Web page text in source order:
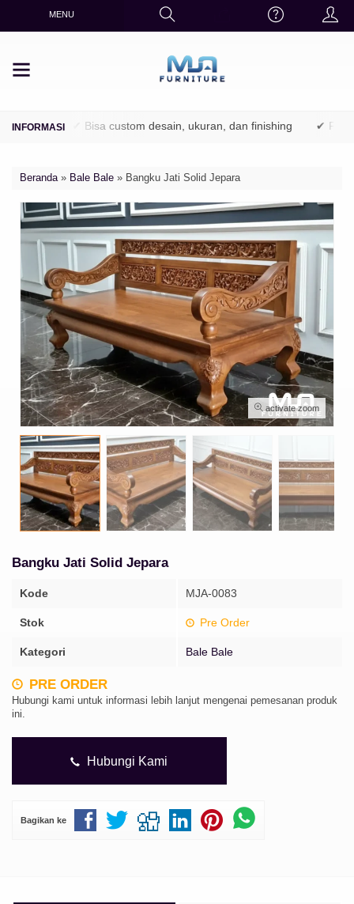
MENU
✔ Bisa custom desain, ukuran, dan finishing ✔
Beranda» Bale Bale » Bangku Jati Solid Jepara
activate zoom
Bangku Jati Solid Jepara
Kode MJA-0083
Stok Pre Order
Kategori Bale Bale
PRE ORDER
Hubungi kami untuk informasi lebih lanjut mengenai pemesanan produk
ini.
Hubungi Kami
Bagikan ke